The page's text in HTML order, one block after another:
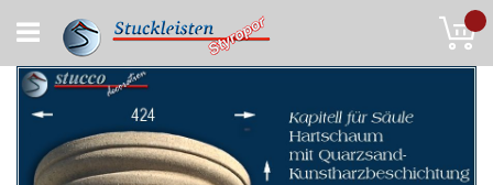
to
Content